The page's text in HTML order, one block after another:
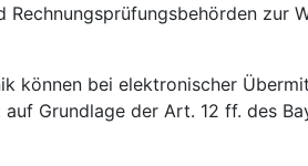
zur
können bei elektronischer
Grundlage der Art. 12 ff. des